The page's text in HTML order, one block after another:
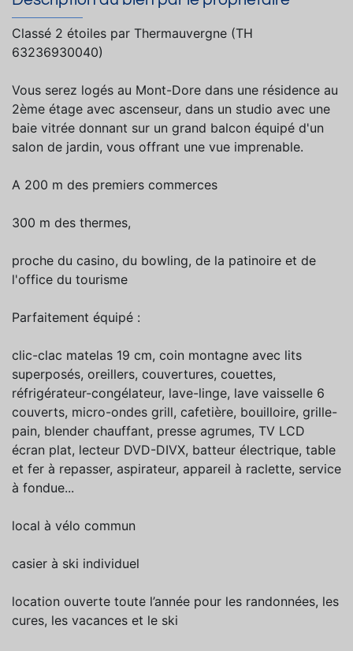
Classé 2 étoiles par Thermauvergne (TH
63236930040)
Vous serez logés au Mont-Dore dans une résidence au
2ème étage avec ascenseur, dans un studio avec une
baie vitrée donnant sur un grand balcon équipé d'un
salon de jardin, vous offrant une vue imprenable.
A 200 m des premiers commerces
300 m des thermes,
proche du casino, du bowling, de la patinoire et de
l'office du tourisme
Parfaitement équipé :
clic-clac matelas 19 cm, coin montagne avec lits
superposés, oreillers, couvertures, couettes,
réfrigérateur-congélateur, lave-linge, lave vaisselle 6
couverts, micro-ondes grill, cafetière, bouilloire, grille-
pain, blender chauffant, presse agrumes, TV LCD
écran plat, lecteur DVD-DIVX, batteur électrique, table
et fer à repasser, aspirateur, appareil à raclette, service
à fondue...
local à vélo commun
casier à ski individuel
location ouverte toute l’année pour les randonnées, les
cures, les vacances et le ski